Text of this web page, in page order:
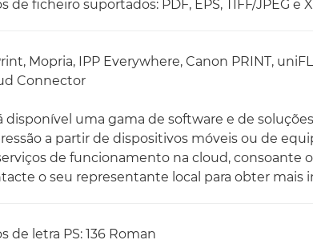
de ficheiro suportados: PDF, EPS, TIFF/JPEG e
Mopria, IPP Everywhere, Canon PRINT,
Connector
disponível uma gama de software e de
a partir de dispositivos móveis ou de
de funcionamento na cloud, consoante
o seu representante local para obter mais
de letra PS: 136 Roman